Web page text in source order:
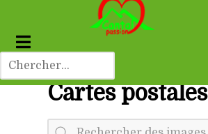
Cartes postales